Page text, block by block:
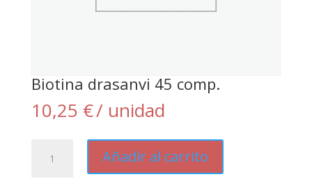
Biotina drasanvi 45 comp.
10,25 €/ unidad
drasanvi
Añadir al carrito